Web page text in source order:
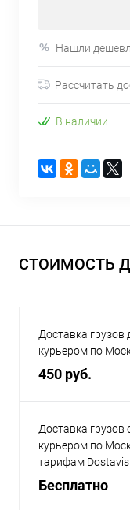
Нашли
Рассчитать
В наличии
СТОИМОСТЬ
Доставка грузов
курьером по
450 руб.
Доставка грузов
курьером по
тарифам
Бесплатно